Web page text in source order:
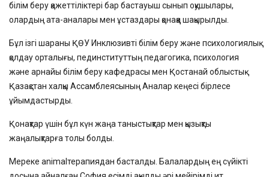
білім беру қажеттіліктері бар бастауыш сынып оқушылары,
олардың ата-аналары мен ұстаздары қонаққа шақырылды.
Бұл ізгі шараны ҚӨУ Инклюзивті білім беру және психологиялық
қолдау орталығы, пединституттың педагогика, психология
және арнайы білім беру кафедрасы мен Қостанай облыстық
Қазақстан халқы Ассамблеясының Аналар кеңесі бірлесе
ұйымдастырды.
Қонақтар үшін бұл күн жаңа таныстықтар мен қызықты
жаңалықтарға толы болды.
Мереке animalтерапиядан басталды. Балалардың ең сүйікті